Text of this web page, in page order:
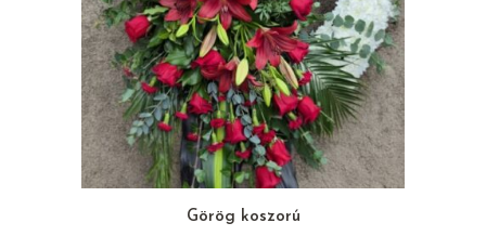
Görög koszorú